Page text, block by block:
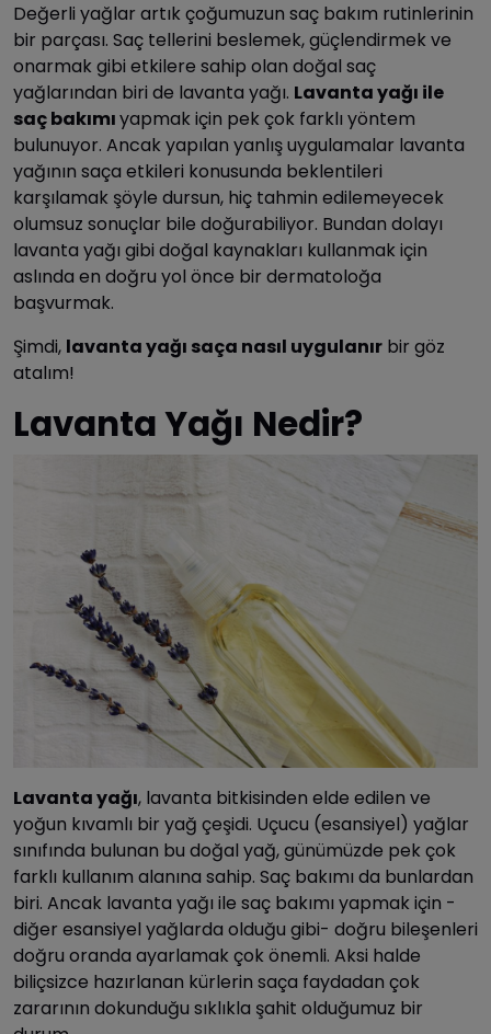
Değerli yağlar artık çoğumuzun saç bakım rutinlerinin
bir parçası. Saç tellerini beslemek, güçlendirmek ve
onarmak gibi etkilere sahip olan doğal saç
yağlarından biri de lavanta yağı. Lavanta yağı ile
saç bakımıyapmak için pek çok farklı yöntem
bulunuyor. Ancak yapılan yanlış uygulamalar lavanta
yağının saça etkileri konusunda beklentileri
karşılamak şöyle dursun, hiç tahmin edilemeyecek
olumsuz sonuçlar bile doğurabiliyor. Bundan dolayı
lavanta yağı gibi doğal kaynakları kullanmak için
aslında en doğru yol önce bir dermatoloğa
başvurmak.
Şimdi, lavanta yağı saça nasıl uygulanır bir göz
atalım!
Lavanta Yağı Nedir?
Lavanta yağı, lavanta bitkisinden elde edilen ve
yoğun kıvamlı bir yağ çeşidi. Uçucu (esansiyel) yağlar
sınıfında bulunan bu doğal yağ, günümüzde pek çok
farklı kullanım alanına sahip. Saç bakımı da bunlardan
biri. Ancak lavanta yağı ile saç bakımı yapmak için -
diğer esansiyel yağlarda olduğu gibi- doğru bileşenleri
doğru oranda ayarlamak çok önemli. Aksi halde
biliçsizce hazırlanan kürlerin saça faydadan çok
zararının dokunduğu sıklıkla şahit olduğumuz bir